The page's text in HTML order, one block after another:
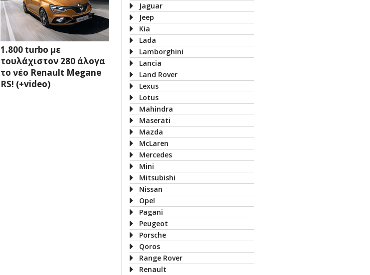
1.800 turbo με
τουλάχιστον 280 άλογα
το νέο Renault Megane
RS! (+video)
Jaguar
Jeep
Kia
Lada
Lamborghini
Lancia
Land Rover
Lexus
Lotus
Mahindra
Maserati
Mazda
McLaren
Mercedes
Mini
Mitsubishi
Nissan
Opel
Pagani
Peugeot
Porsche
Qoros
Range Rover
Renault